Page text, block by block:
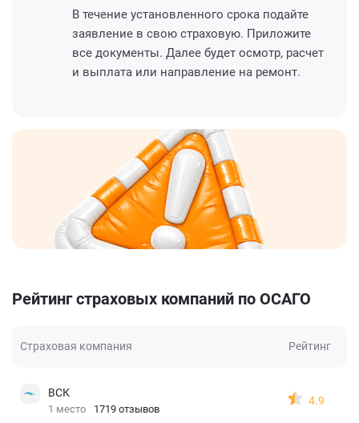
В течение установленного срока подайте
заявление в свою страховую. Приложите
все документы. Далее будет осмотр, расчет
и выплата или направление на ремонт.
Рейтинг страховых компаний по ОСАГО
Страховая компания Рейтинг
ВСК
1 место 1719 отзывов
4.9